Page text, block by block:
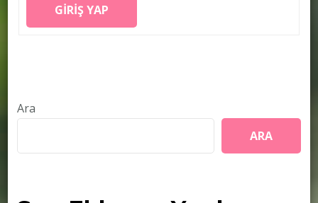
GIRIŞ YAP
Ara
ARA